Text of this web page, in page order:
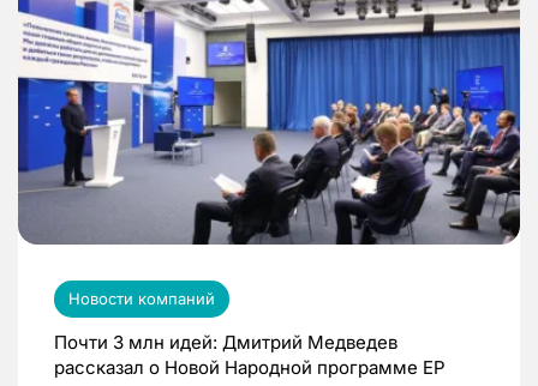
Новости компаний
Почти 3 млн идей: Дмитрий Медведев
рассказал о Новой Народной программе ЕР